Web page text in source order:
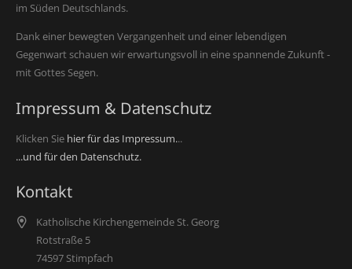
im Süden Deutschlands.
Dank einer bewegten Vergangenheit und einer lebendigen
Gegenwart schauen wir erwartungsvoll in eine spannende Zukunft -
mit Gottes Segen.
Impressum & Datenschutz
Klicken Sie hier für das Impressum...
...und für den Datenschutz.
Kontakt
Katholische Kirchengemeinde St. Georg
Rotstraße 5
74597 Stimpfach